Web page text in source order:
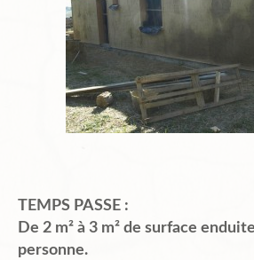
TEMPS PASSE :
De 2 m² à 3 m² de surface
personne.